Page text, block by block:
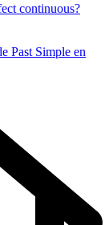
continuous?
Past Simple en